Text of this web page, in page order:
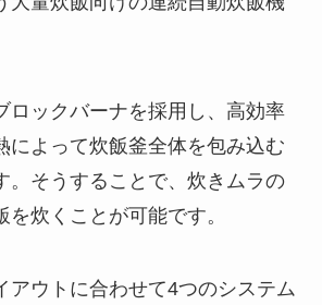
ロックバーナを採用し、高効率
によって炊飯釜全体を包み込む
。そうすることで、炊きムラの
炊くことが可能です。
アウトに合わせて4つのシステム